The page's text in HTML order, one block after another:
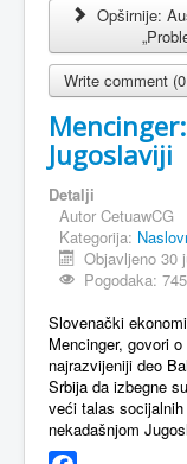
Twitter Opširnije:
Write comment
Jugoslaviji
Detalji
Autor CetuawCG
Kategorija:
Objavljeno 30
Pogodaka:
Slovenački
Mencinger, govori
najrazvijeniji deo
Srbija da izbegne
veći talas
nekadašnjom